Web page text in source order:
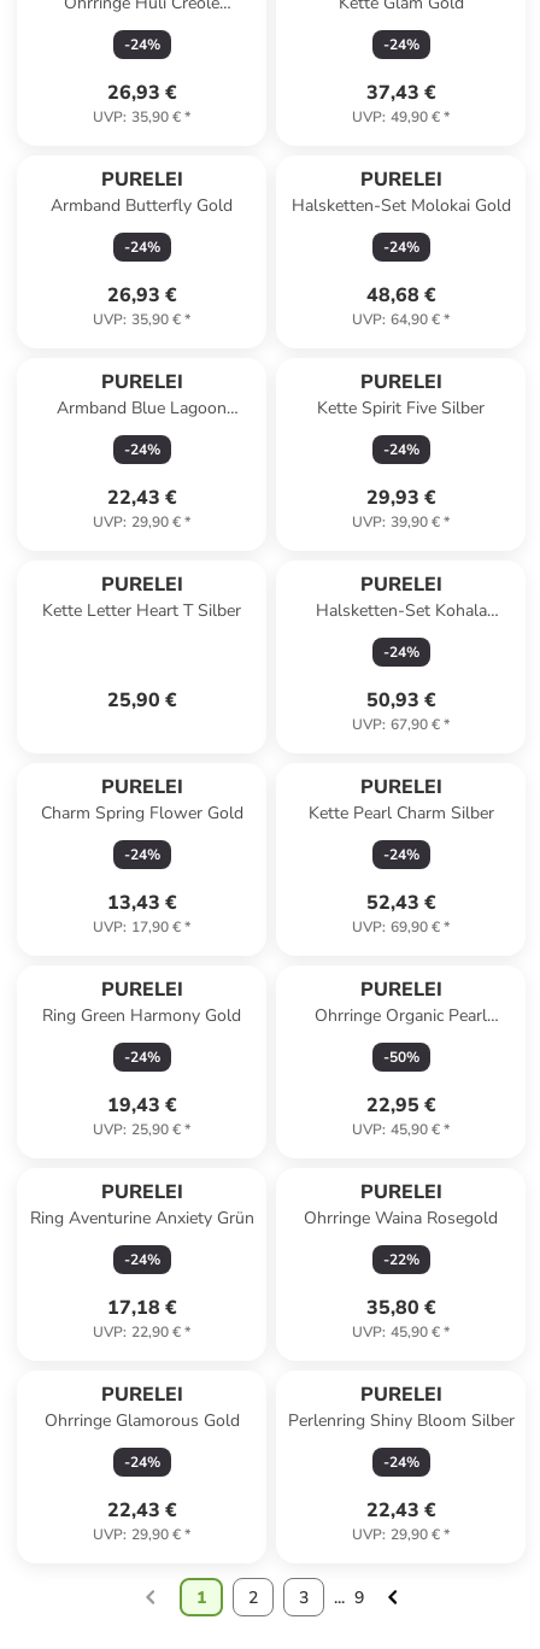
Rosegold
-24%
26,93 €
UVP: 35,90 €*
-24%
37,43 €
UVP: 49,90 €*
PURELEI
Armband Butterfly Gold
-24%
26,93 €
UVP: 35,90 €*
PURELEI
Halsketten-Set Molokai Gold
-24%
48,68 €
UVP: 64,90 €*
PURELEI
Armband Blue Lagoon
Rosegold
-24%
22,43 €
UVP: 29,90 €*
PURELEI
Kette Spirit Five Silber
-24%
29,93 €
UVP: 39,90 €*
PURELEI
Kette Letter Heart T Silber
25,90 €
PURELEI
Halsketten-Set Kohala
Rosegold
-24%
50,93 €
UVP: 67,90 €*
PURELEI
Charm Spring Flower Gold
-24%
13,43 €
UVP: 17,90 €*
PURELEI
Kette Pearl Charm Silber
-24%
52,43 €
UVP: 69,90 €*
PURELEI
Ring Green Harmony Gold
-24%
19,43 €
UVP: 25,90 €*
PURELEI
Ohrringe Organic Pearl
Rosegold
-50%
22,95 €
UVP: 45,90 €*
PURELEI
Ring Aventurine Anxiety Grün
-24%
17,18 €
UVP: 22,90 €*
PURELEI
Ohrringe Waina Rosegold
-22%
35,80 €
UVP: 45,90 €*
PURELEI
Ohrringe Glamorous Gold
-24%
22,43 €
UVP: 29,90 €*
PURELEI
Perlenring Shiny Bloom Silber
-24%
22,43 €
UVP: 29,90 €*
1 2 3 ... 9